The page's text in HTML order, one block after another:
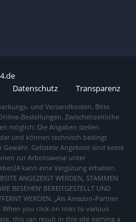
Datenschutz Transparenz